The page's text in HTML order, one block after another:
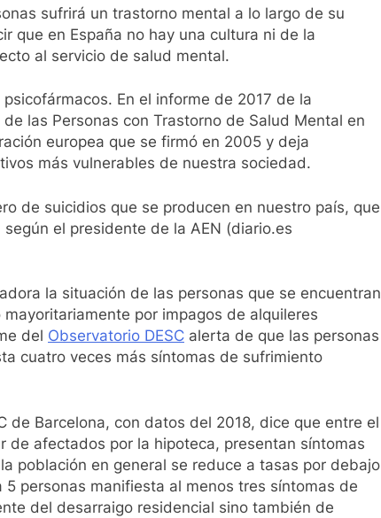
sufrirá un trastorno mental a lo largo de su
que en España no hay una cultura ni de la
al servicio de salud mental.
En el informe de 2017 de la
las Personas con Trastorno de Salud Mental en
europea que se firmó en 2005 y deja
más vulnerables de nuestra sociedad.
de suicidios que se producen en nuestro país, que
el presidente de la AEN (diario.es
la situación de las personas que se encuentran
por impagos de alquileres
del Observatorio DESC alerta de que las personas
cuatro veces más síntomas de sufrimiento
de Barcelona, con datos del 2018, dice que entre el
de afectados por la hipoteca, presentan síntomas
población en general se reduce a tasas por debajo
personas manifiesta al menos tres síntomas de
del desarraigo residencial sino también de